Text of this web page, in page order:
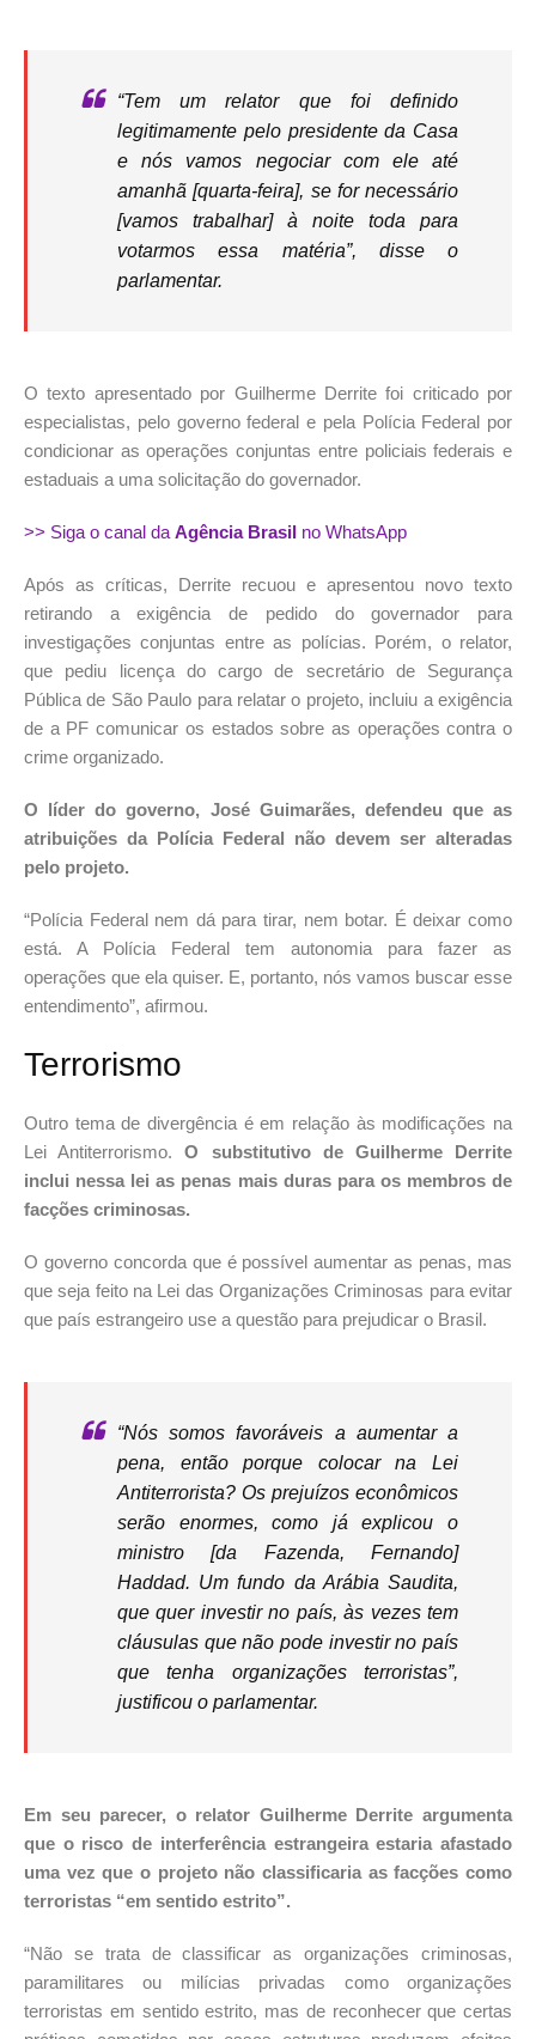
“Tem um relator que foi definido
legitimamente pelo presidente da Casa
e nós vamos negociar com ele até
amanhã [quarta-feira], se for necessário
[vamos trabalhar] à noite toda para
votarmos essa matéria”, disse o
parlamentar.
O texto apresentado por Guilherme Derrite foi criticado por
especialistas, pelo governo federal e pela Polícia Federal por
condicionar as operações conjuntas entre policiais federais e
estaduais a uma solicitação do governador.
>> Siga o canal daAgência Brasil no WhatsApp
Após as críticas, Derrite recuou e apresentou novo texto
retirando a exigência de pedido do governador para
investigações conjuntas entre as polícias. Porém, o relator,
que pediu licença do cargo de secretário de Segurança
Pública de São Paulo para relatar o projeto, incluiu a exigência
de a PF comunicar os estados sobre as operações contra o
crime organizado.
O líder do governo, José Guimarães, defendeu que as
atribuições da Polícia Federal não devem ser alteradas
pelo projeto.
“Polícia Federal nem dá para tirar, nem botar. É deixar como
está. A Polícia Federal tem autonomia para fazer as
operações que ela quiser. E, portanto, nós vamos buscar esse
entendimento”, afirmou.
Terrorismo
Outro tema de divergência é em relação às modificações na
Lei Antiterrorismo.O substitutivo de Guilherme Derrite
inclui nessa lei as penas mais duras para os membros de
facções criminosas.
O governo concorda que é possível aumentar as penas, mas
que seja feito na Lei das Organizações Criminosas para evitar
que país estrangeiro use a questão para prejudicar o Brasil.
“Nós somos favoráveis a aumentar a
pena, então porque colocar na Lei
Antiterrorista? Os prejuízos econômicos
serão enormes, como já explicou o
ministro [da Fazenda, Fernando]
Haddad. Um fundo da Arábia Saudita,
que quer investir no país, às vezes tem
cláusulas que não pode investir no país
que tenha organizações terroristas”,
justificou o parlamentar.
Em seu parecer, o relator Guilherme Derrite argumenta
que o risco de interferência estrangeira estaria afastado
uma vez que o projeto não classificaria as facções como
terroristas “em sentido estrito”.
“Não se trata de classificar as organizações criminosas,
paramilitares ou milícias privadas como organizações
terroristas em sentido estrito, mas de reconhecer que certas